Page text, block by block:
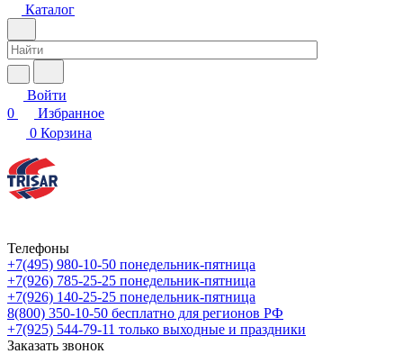
Каталог
Войти
0
Избранное
0 Корзина
Телефоны
+7(495) 980-10-50 понедельник-пятница
+7(926) 785-25-25 понедельник-пятница
+7(926) 140-25-25 понедельник-пятница
8(800) 350-10-50 бесплатно для регионов РФ
+7(925) 544-79-11 только выходные и праздники
Заказать звонок